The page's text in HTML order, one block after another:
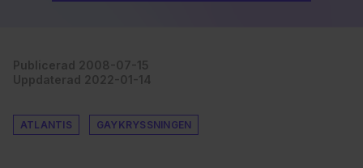
Publicerad 2008-07-15
Uppdaterad 2022-01-14
ATLANTIS GAYKRYSSNINGEN